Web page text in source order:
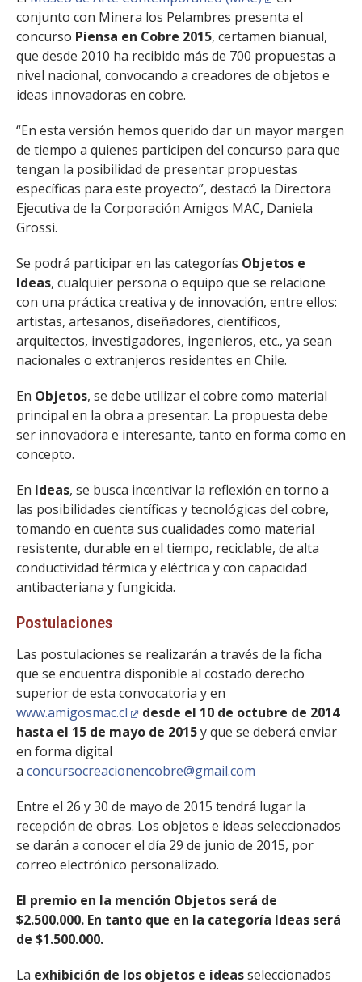
conjunto con Minera los Pelambres presenta el
concurso Piensa en Cobre 2015, certamen bianual,
que desde 2010 ha recibido más de 700 propuestas a
nivel nacional, convocando a creadores de objetos e
ideas innovadoras en cobre.
“En esta versión hemos querido dar un mayor margen
de tiempo a quienes participen del concurso para que
tengan la posibilidad de presentar propuestas
específicas para este proyecto”, destacó la Directora
Ejecutiva de la Corporación Amigos MAC, Daniela
Grossi.
Se podrá participar en las categorías Objetos e
Ideas, cualquier persona o equipo que se relacione
con una práctica creativa y de innovación, entre ellos:
artistas, artesanos, diseñadores, científicos,
arquitectos, investigadores, ingenieros, etc., ya sean
nacionales o extranjeros residentes en Chile.
En Objetos, se debe utilizar el cobre como material
principal en la obra a presentar. La propuesta debe
ser innovadora e interesante, tanto en forma como en
concepto.
En Ideas, se busca incentivar la reflexión en torno a
las posibilidades científicas y tecnológicas del cobre,
tomando en cuenta sus cualidades como material
resistente, durable en el tiempo, reciclable, de alta
conductividad térmica y eléctrica y con capacidad
antibacteriana y fungicida.
Postulaciones
Las postulaciones se realizarán a través de la ficha
que se encuentra disponible al costado derecho
superior de esta convocatoria y en
www.amigosmac.cl
desde el 10 de octubre de 2014
hasta el 15 de mayo de 2015y que se deberá enviar
en forma digital
a concursocreacionencobre@gmail.com
Entre el 26 y 30 de mayo de 2015 tendrá lugar la
recepción de obras. Los objetos e ideas seleccionados
se darán a conocer el día 29 de junio de 2015, por
correo electrónico personalizado.
El premio en la mención Objetos será de
$2.500.000. En tanto que en la categoría Ideas será
de $1.500.000.
La exhibición de los objetos e ideasseleccionados